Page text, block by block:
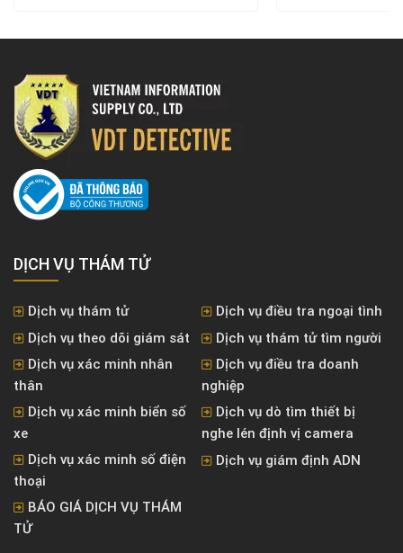
DỊCH VỤ THÁM TỬ
Dịch vụ thám tử
Dịch vụ điều tra ngoại tình
Dịch vụ theo dõi giám sát
Dịch vụ thám tử tìm người
Dịch vụ xác minh nhân
thân
Dịch vụ điều tra doanh
nghiệp
Dịch vụ xác minh biển số
xe
Dịch vụ dò tìm thiết bị
nghe lén định vị camera
Dịch vụ xác minh số điện
thoại
Dịch vụ giám định ADN
BÁO GIÁ DỊCH VỤ THÁM
TỬ